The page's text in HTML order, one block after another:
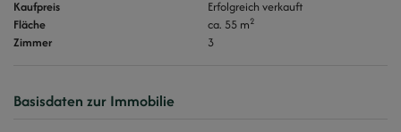
Kaufpreis
Erfolgreich verkauft
Fläche
ca. 55 m2
Zimmer 3
Basisdaten zur Immobilie